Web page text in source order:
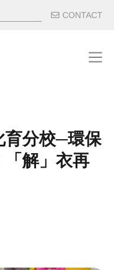
輔助選
CONTACT
育分校─環保
解」衣再